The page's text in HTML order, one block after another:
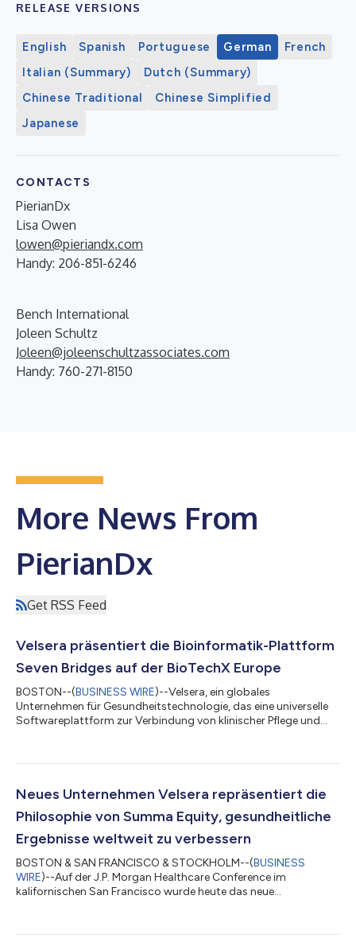
RELEASE VERSIONS
English Spanish Portuguese German
French
Italian (Summary)
Dutch (Summary)
Chinese Traditional
Chinese Simplified
Japanese
CONTACTS
PierianDx
Lisa Owen
lowen@pieriandx.com
Handy: 206-851-6246
Bench International
Joleen Schultz
Joleen@joleenschultzassociates.com
Handy: 760-271-8150
More News From
PierianDx
Get RSS Feed
Velsera präsentiert die Bioinformatik-Plattform
Seven Bridges auf der BioTechX Europe
BOSTON--(BUSINESS WIRE)--Velsera, ein globales
Unternehmen für Gesundheitstechnologie, das eine universelle
Softwareplattform zur Verbindung von klinischer Pflege und
branchenführende Bioinformatikplattform Seven Bridges
zu den Themen Diagnostik, Präzisionsmedizin und digitale
Transformation in der pharmazeutischen...
Neues Unternehmen Velsera repräsentiert die
Philosophie von Summa Equity, gesundheitliche
Ergebnisse weltweit zu verbessern
BOSTON & SAN FRANCISCO & STOCKHOLM--(BUSINESS
WIRE)--Auf der J.P. Morgan Healthcare Conference im
kalifornischen San Francisco wurde heute das neue
Summa Equity („Summa“) unterstützt. Das Versprechen der